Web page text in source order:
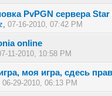
PvPGN сервера
, 07-16-2010, 07:42 PM
1 голос(ов) - 5 из 5 в среднем
1234 5
online
11-2010, 10:58 PM
- 0 из 5 в среднем
12
моя игра, сдесь
06-29-2010, 06:13 PM
- 0 из 5 в среднем
1 2345